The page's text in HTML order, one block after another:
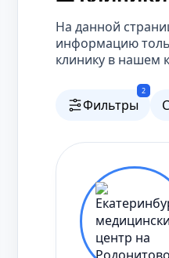
На данной
информацию
клинику в нашем
Фильтры
2